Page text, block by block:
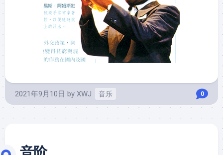
2021年9月10日 by XWJ 音乐 0